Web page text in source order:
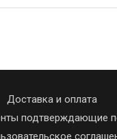
Доставка и оплата
подтверждающие